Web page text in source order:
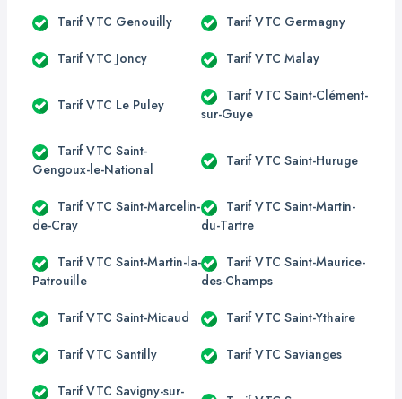
Tarif VTC Genouilly Tarif VTC Germagny
Tarif VTC Joncy Tarif VTC Malay
Tarif VTC Le Puley
Tarif VTC Saint-Clément-
sur-Guye
Tarif VTC Saint-
Gengoux-le-National
Tarif VTC Saint-Huruge
Tarif VTC Saint-Marcelin-
de-Cray
Tarif VTC Saint-Martin-
du-Tartre
Tarif VTC Saint-Martin-la-
Patrouille
Tarif VTC Saint-Maurice-
des-Champs
Tarif VTC Saint-Micaud Tarif VTC Saint-Ythaire
Tarif VTC Santilly Tarif VTC Savianges
Tarif VTC Savigny-sur-